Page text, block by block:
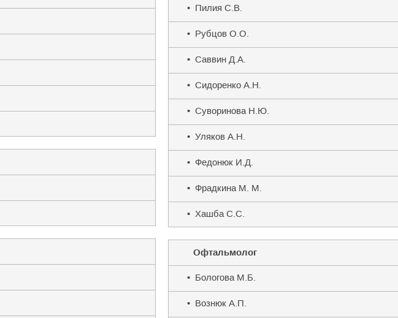
• Пилия С.В.
• Рубцов О.О.
• Саввин Д.А.
• Сидоренко А.Н.
• Суворинова Н.Ю.
• Уляков А.Н.
• Федонюк И.Д.
• Фрадкина М. М.
• Хашба С.С.
Офтальмолог
• Бологова М.Б.
• Вознюк А.П.